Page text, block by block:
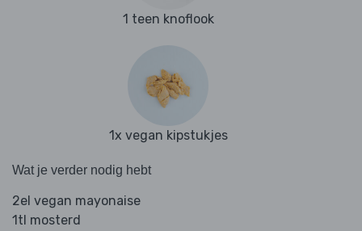
1 teen knoflook
1x vegan kipstukjes
Wat je verder nodig hebt
2el vegan mayonaise
1tl mosterd